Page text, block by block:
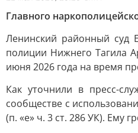
Главного
Ленинский районный суд
полиции Нижнего Тагила
июня 2026 года на время
Как уточнили в пресс-
сообществе с
(п. «е» ч. 3 ст. 286 УК). Ему